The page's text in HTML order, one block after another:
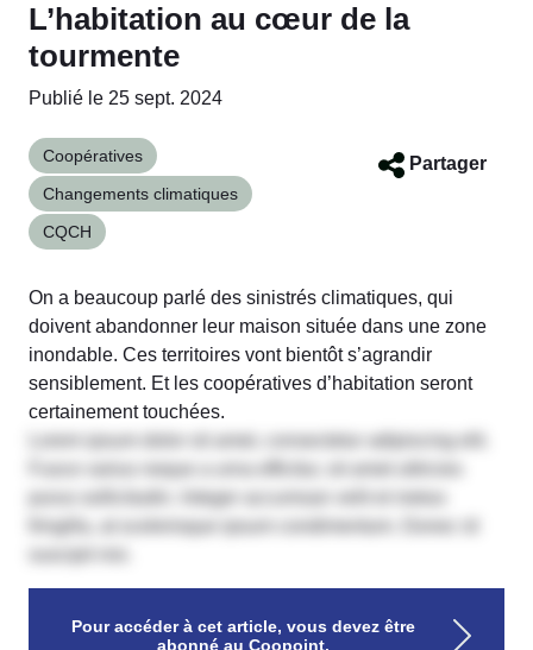
L’habitation au cœur de la
tourmente
Publié le 25 sept. 2024
Coopératives
Changements climatiques
CQCH
Partager
On a beaucoup parlé des sinistrés climatiques, qui
doivent abandonner leur maison située dans une zone
inondable. Ces territoires vont bientôt s’agrandir
sensiblement. Et les coopératives d’habitation seront
certainement touchées.
Lorem ipsum dolor sit amet, consectetur adipiscing elit.
Fusce varius neque a urna efficitur, sit amet ultricies
purus sollicitudin. Integer accumsan velit et metus
fringilla, at scelerisque ipsum condimentum. Donec id
Pour accéder à cet article, vous devez être
abonné au Coopoint.